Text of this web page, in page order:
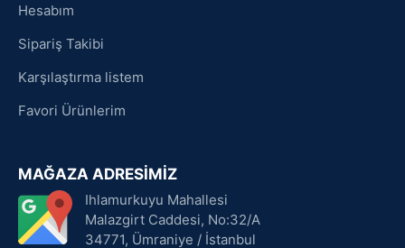
Hesabım
Sipariş Takibi
Karşılaştırma listem
Favori Ürünlerim
MAĞAZA ADRESİMİZ
Ihlamurkuyu Mahallesi
Malazgirt Caddesi, No:32/A
34771, Ümraniye / İstanbul